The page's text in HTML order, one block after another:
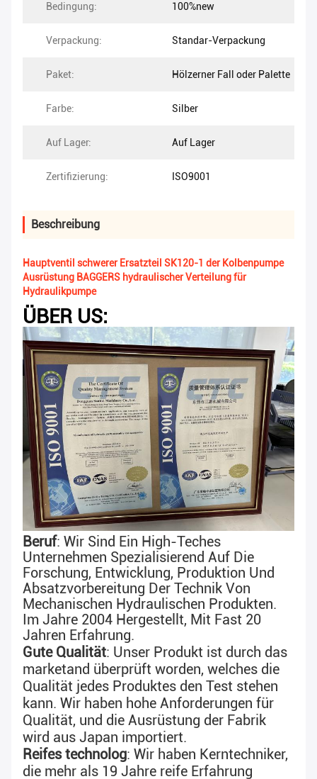
Bedingung: 100%new
Verpackung: Standar-Verpackung
Paket: Hölzerner Fall oder Palette
Farbe: Silber
Auf Lager: Auf Lager
Zertifizierung: ISO9001
Beschreibung
Hauptventil schwerer Ersatzteil SK120-1 der Kolbenpumpe
Ausrüstung BAGGERS hydraulischer Verteilung für
Hydraulikpumpe
ÜBER US:
Beruf: Wir Sind Ein High-Teches
Unternehmen Spezialisierend Auf Die
Forschung, Entwicklung, Produktion Und
Absatzvorbereitung Der Technik Von
Mechanischen Hydraulischen Produkten.
Im Jahre 2004 Hergestellt, Mit Fast 20
Jahren Erfahrung.
Gute Qualität: Unser Produkt ist durch das
marketand überprüft worden, welches die
Qualität jedes Produktes den Test stehen
kann. Wir haben hohe Anforderungen für
Qualität, und die Ausrüstung der Fabrik
wird aus Japan importiert.
Reifes technolog: Wir haben Kerntechniker,
die mehr als 19 Jahre reife Erfahrung